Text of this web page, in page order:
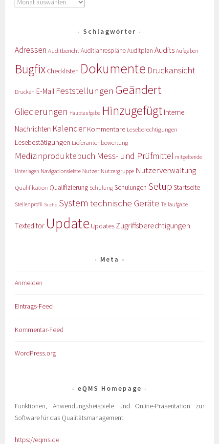
Schlagwörter
Adressen AuditberichtAuditjahrespläneAuditplan Audits Aufgaben
Bugfix Checklisten Dokumente Druckansicht
Drucken E-Mail Feststellungen Geändert
Gliederungen Hauptaufgabe Hinzugefügt Interne
Nachrichten KalenderKommentare Leseberechtigungen
Lesebestätigungen Lieferantenbewertung
Medizinproduktebuch Mess- und Prüfmittel mitgeltende
Unterlagen Navigationsleiste Nutzer Nutzergruppe Nutzerverwaltung
Qualifikation Qualifizierung Schulung Schulungen Setup Startseite
Stellenprofil Suche System technische Geräte Teilaufgabe
Texteditor Update Updates Zugriffsberechtigungen
Meta
Anmelden
Eintrags-Feed
Kommentar-Feed
WordPress.org
eQMS Homepage
Funktionen, Anwendungsbeispiele und Online-Präsentation zur
Software für das Qualitätsmanagement:
https://eqms.de